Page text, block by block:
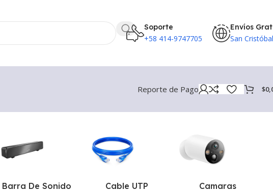
Soporte
+58 414-9747705
Envíos
San Cristóbal
Reporte de Pago $
Barra De Sonido
Cable UTP
Camaras